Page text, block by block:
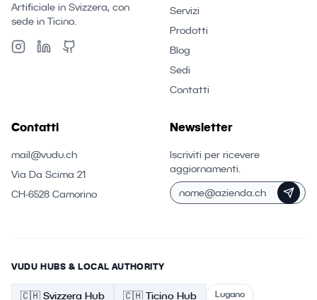
Artificiale in Svizzera, con
sede in Ticino.
Servizi
Prodotti
Blog
Sedi
Contatti
Contatti
mail@vudu.ch
Via Da Scima 21
CH-6528 Camorino
Newsletter
Iscriviti per ricevere
aggiornamenti.
VUDU HUBS & LOCAL AUTHORITY
🇨🇭 Svizzera Hub 🇨🇭 Ticino Hub Lugano